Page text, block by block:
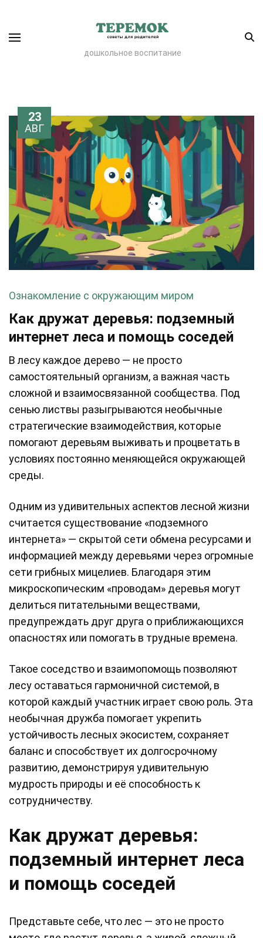
дошкольное воспитание
23
АВГ
Ознакомление с окружающим миром
Как дружат деревья: подземный
интернет леса и помощь соседей
В лесу каждое дерево — не просто
самостоятельный организм, а важная часть
сложной и взаимосвязанной сообщества. Под
сенью листвы разыгрываются необычные
стратегические взаимодействия, которые
помогают деревьям выживать и процветать в
условиях постоянно меняющейся окружающей
среды.
Одним из удивительных аспектов лесной жизни
считается существование «подземного
интернета» — скрытой сети обмена ресурсами и
информацией между деревьями через огромные
сети грибных мицелиев. Благодаря этим
микроскопическим «проводам» деревья могут
делиться питательными веществами,
предупреждать друг друга о приближающихся
опасностях или помогать в трудные времена.
Такое соседство и взаимопомощь позволяют
лесу оставаться гармоничной системой, в
которой каждый участник играет свою роль. Эта
необычная дружба помогает укрепить
устойчивость лесных экосистем, сохраняет
баланс и способствует их долгосрочному
развитию, демонстрируя удивительную
мудрость природы и её способность к
сотрудничеству.
Как дружат деревья:
подземный интернет леса
и помощь соседей
Представьте себе, что лес — это не просто